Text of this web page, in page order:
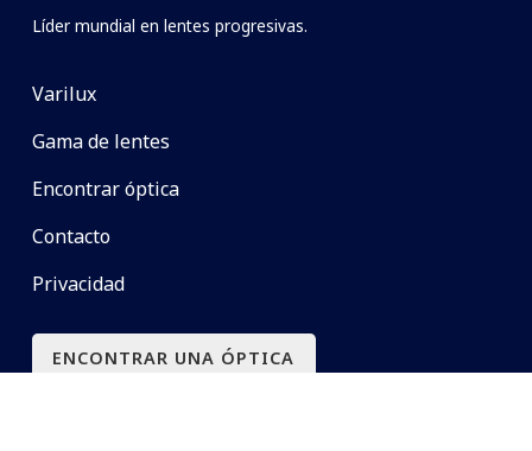
Líder mundial en lentes progresivas.
Varilux
Gama de lentes
Encontrar óptica
Contacto
Privacidad
ENCONTRAR UNA ÓPTICA